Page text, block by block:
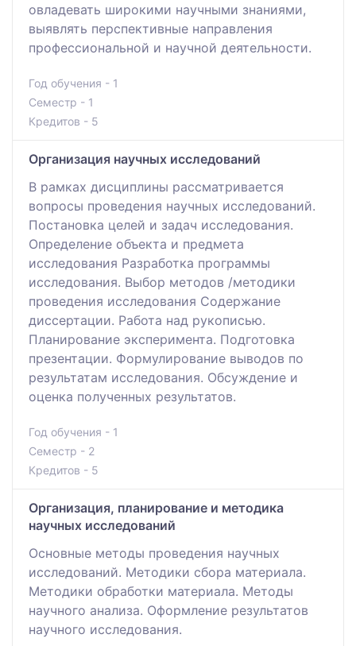
овладевать широкими научными знаниями,
выявлять перспективные направления
профессиональной и научной деятельности.
Год обучения - 1
Семестр - 1
Кредитов - 5
Организация научных исследований
В рамках дисциплины рассматривается
вопросы проведения научных исследований.
Постановка целей и задач исследования.
Определение объекта и предмета
исследования Разработка программы
исследования. Выбор методов /методики
проведения исследования Содержание
диссертации. Работа над рукописью.
Планирование эксперимента. Подготовка
презентации. Формулирование выводов по
результатам исследования. Обсуждение и
оценка полученных результатов.
Год обучения - 1
Семестр - 2
Кредитов - 5
Организация, планирование и методика
научных исследований
Основные методы проведения научных
исследований. Методики сбора материала.
Методики обработки материала. Методы
научного анализа. Оформление результатов
научного исследования.